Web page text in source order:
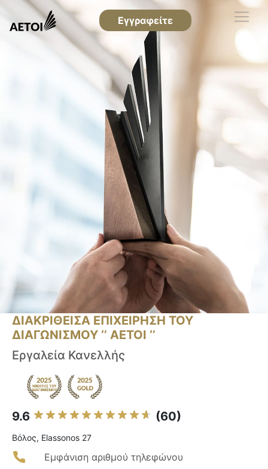
Εγγραφείτε
ΔΙΑΚΡΙΘΕΙΣΑ ΕΠΙΧΕΙΡΗΣΗ ΤΟΥ
ΔΙΑΓΩΝΙΣΜΟΥ ‘’ ΑΕΤΟΙ ‘’
Εργαλεία Κανελλής
9.6 (60)
Βόλος, Elassonos 27
Εμφάνιση αριθμού τηλεφώνου